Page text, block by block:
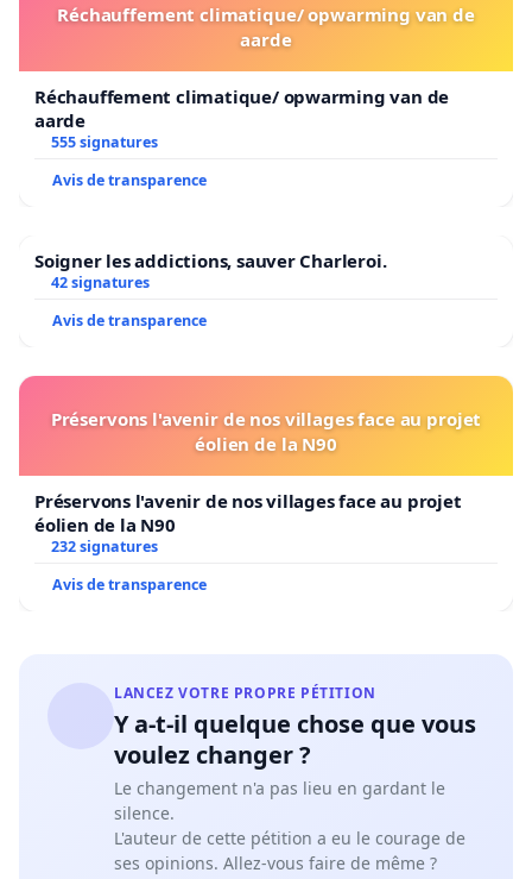
Réchauffement climatique/ opwarming van de
aarde
Réchauffement climatique/ opwarming van de
aarde
555 signatures
Avis de transparence
Soigner les addictions, sauver Charleroi.
42 signatures
Avis de transparence
Préservons l'avenir de nos villages face au projet
éolien de la N90
Préservons l'avenir de nos villages face au projet
éolien de la N90
232 signatures
Avis de transparence
LANCEZ VOTRE PROPRE PÉTITION
Y a-t-il quelque chose que vous
voulez changer ?
Le changement n'a pas lieu en gardant le
silence.
L'auteur de cette pétition a eu le courage de
ses opinions. Allez-vous faire de même ?